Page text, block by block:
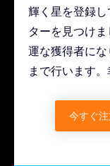
輝く星を登録
ターを見つけ
運な獲得者に
まで行います。
今すぐ